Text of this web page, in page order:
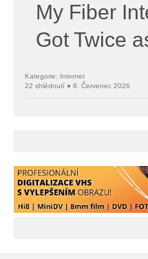
My Fiber
Got Twice
Kategorie: Internet
22 shlédnutí ● 8. Červenec 2026